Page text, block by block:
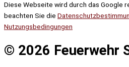
Diese Webseite wird durch das Google
beachten Sie die
Nutzungsbedingungen
© 2026 Feuerwehr